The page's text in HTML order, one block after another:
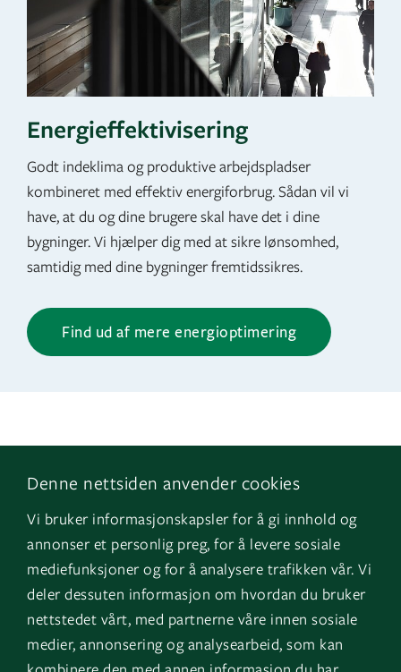
Denne nettsiden anvender cookies
Vi bruker informasjonskapsler for å gi innhold og
annonser et personlig preg, for å levere sosiale
mediefunksjoner og for å analysere trafikken vår. Vi
deler dessuten informasjon om hvordan du bruker
nettstedet vårt, med partnerne våre innen sosiale
medier, annonsering og analysearbeid, som kan
Energieffektivisering
Godt indeklima og produktive arbejdspladser
kombineret med effektiv energiforbrug. Sådan vil vi
have, at du og dine brugere skal have det i dine
bygninger. Vi hjælper dig med at sikre lønsomhed,
samtidig med dine bygninger fremtidssikres.
Find ud af mere energioptimering
Følg os
Facebook
LinkedIn
Instagram
YouTube
Naviger
Kontakt os
Vores tjenester
Referencer
Om os